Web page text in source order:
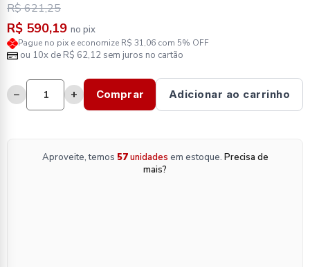
R$ 621,25
R$ 590,19 no pix
Pague no pix e economize R$ 31,06 com 5% OFF
ou 10x de R$ 62,12 sem juros no cartão
− + Comprar Adicionar ao carrinho
Aproveite, temos 57unidades em estoque. Precisa de
mais?